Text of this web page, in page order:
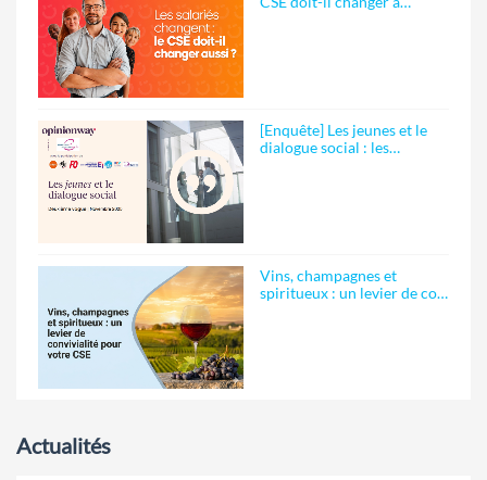
[Enquête] Les jeunes et le
dialogue social : les…
Vins, champagnes et
spiritueux : un levier de co…
Actualités